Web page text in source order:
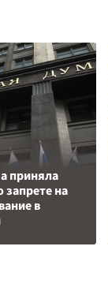
приняла
запрете на
в